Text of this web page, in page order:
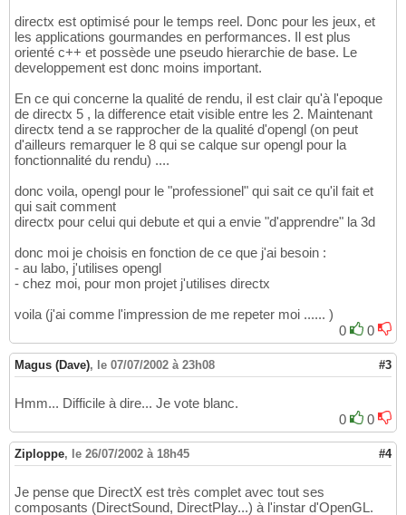
directx est optimisé pour le temps reel. Donc pour les jeux, et
les applications gourmandes en performances. Il est plus
orienté c++ et possède une pseudo hierarchie de base. Le
developpement est donc moins important.
En ce qui concerne la qualité de rendu, il est clair qu'à l'epoque
de directx 5 , la difference etait visible entre les 2. Maintenant
directx tend a se rapprocher de la qualité d'opengl (on peut
d'ailleurs remarquer le 8 qui se calque sur opengl pour la
fonctionnalité du rendu) ....
donc voila, opengl pour le "professionel" qui sait ce qu'il fait et
qui sait comment
directx pour celui qui debute et qui a envie "d'apprendre" la 3d
donc moi je choisis en fonction de ce que j'ai besoin :
- au labo, j'utilises opengl
- chez moi, pour mon projet j'utilises directx
voila (j'ai comme l'impression de me repeter moi ...... )
0
0
Magus (Dave), le 07/07/2002 à 23h08 #3
Hmm... Difficile à dire... Je vote blanc.
0
0
Ziploppe, le 26/07/2002 à 18h45 #4
Je pense que DirectX est très complet avec tout ses
composants (DirectSound, DirectPlay...) à l'instar d'OpenGL.